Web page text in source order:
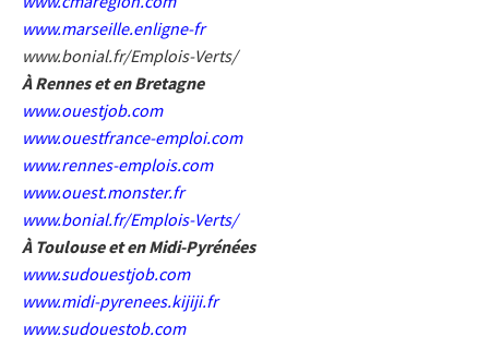
www.marseille.enligne-fr
www.bonial.fr/Emplois-Verts/
À Rennes et en Bretagne
www.ouestjob.com
www.ouestfrance-emploi.com
www.rennes-emplois.com
www.ouest.monster.fr
www.bonial.fr/Emplois-Verts/
À Toulouse et en Midi-Pyrénées
www.sudouestjob.com
www.midi-pyrenees.kijiji.fr
www.sudouestob.com